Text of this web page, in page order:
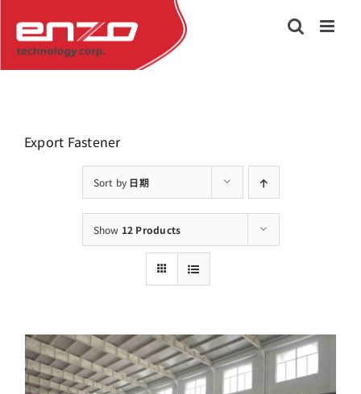
content
Export Fastener
Sort by 日期
Show 12 Products